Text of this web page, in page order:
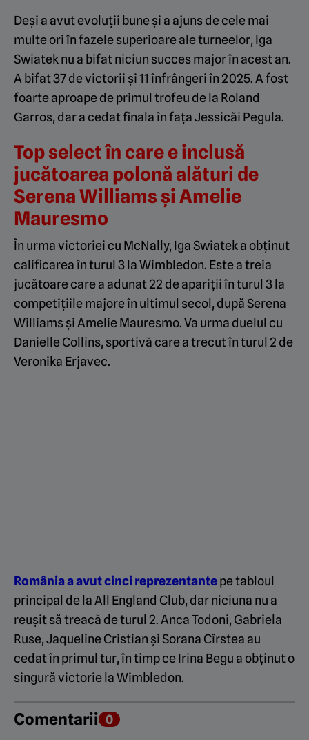
Deși a avut evoluții bune și a ajuns de cele mai
multe ori în fazele superioare ale turneelor, Iga
Swiatek nu a bifat niciun succes major în acest an.
A bifat 37 de victorii și 11 înfrângeri în 2025. A fost
foarte aproape de primul trofeu de la Roland
Garros, dar a cedat finala în fața Jessicăi Pegula.
Top select în care e inclusă
jucătoarea polonă alături de
Serena Williams și Amelie
Mauresmo
În urma victoriei cu McNally, Iga Swiatek a obținut
calificarea în turul 3 la Wimbledon. Este a treia
jucătoare care a adunat 22 de apariții în turul 3 la
competițiile majore în ultimul secol, după Serena
Williams și Amelie Mauresmo. Va urma duelul cu
Danielle Collins, sportivă care a trecut în turul 2 de
Veronika Erjavec.
România a avut cinci reprezentantepe tabloul
principal de la All England Club, dar niciuna nu a
reușit să treacă de turul 2. Anca Todoni, Gabriela
Ruse, Jaqueline Cristian și Sorana Cîrstea au
cedat în primul tur, în timp ce Irina Begu a obținut o
singură victorie la Wimbledon.
Comentarii 0